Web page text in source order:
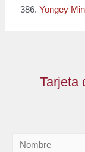
Yongey
Tarjeta